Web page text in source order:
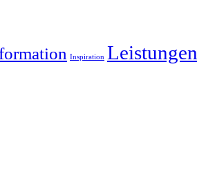
Inspiration Leistungen